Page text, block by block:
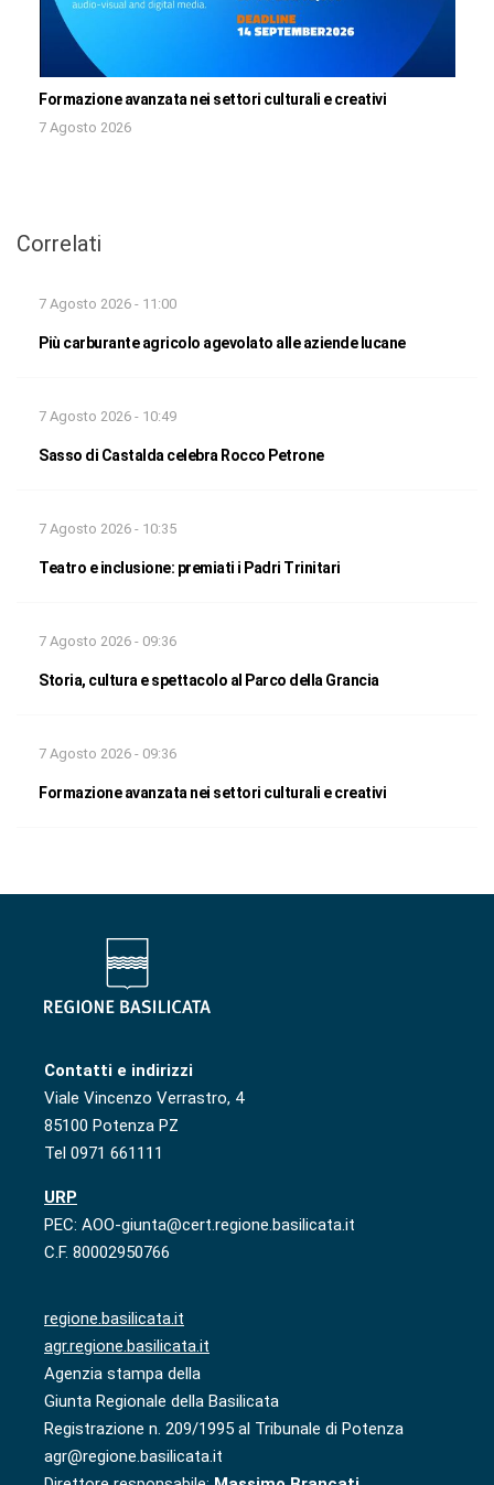
Formazione avanzata nei settori culturali e creativi
7 Agosto 2026
Correlati
7 Agosto 2026 - 11:00
Più carburante agricolo agevolato alle aziende lucane
7 Agosto 2026 - 10:49
Sasso di Castalda celebra Rocco Petrone
7 Agosto 2026 - 10:35
Teatro e inclusione: premiati i Padri Trinitari
7 Agosto 2026 - 09:36
Storia, cultura e spettacolo al Parco della Grancia
7 Agosto 2026 - 09:36
Formazione avanzata nei settori culturali e creativi
Contatti e indirizzi
Viale Vincenzo Verrastro, 4
85100 Potenza PZ
Tel 0971 661111
URP
PEC: AOO-giunta@cert.regione.basilicata.it
C.F. 80002950766
regione.basilicata.it
agr.regione.basilicata.it
Agenzia stampa della
Giunta Regionale della Basilicata
Registrazione n. 209/1995 al Tribunale di Potenza
agr@regione.basilicata.it